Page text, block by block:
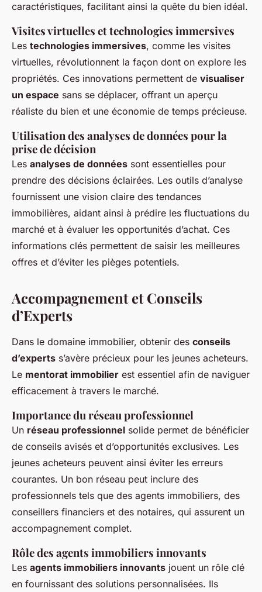
caractéristiques, facilitant ainsi la quête du bien idéal.
Visites virtuelles et technologies immersives
Les technologies immersives, comme les visites
virtuelles, révolutionnent la façon dont on explore les
propriétés. Ces innovations permettent de visualiser
un espace sans se déplacer, offrant un aperçu
réaliste du bien et une économie de temps précieuse.
Utilisation des analyses de données pour la
prise de décision
Les analyses de données sont essentielles pour
prendre des décisions éclairées. Les outils d’analyse
fournissent une vision claire des tendances
immobilières, aidant ainsi à prédire les fluctuations du
marché et à évaluer les opportunités d’achat. Ces
informations clés permettent de saisir les meilleures
offres et d’éviter les pièges potentiels.
Accompagnement et Conseils
d’Experts
Dans le domaine immobilier, obtenir des conseils
d’experts s’avère précieux pour les jeunes acheteurs.
Le mentorat immobilier est essentiel afin de naviguer
efficacement à travers le marché.
Importance du réseau professionnel
Un réseau professionnel solide permet de bénéficier
de conseils avisés et d’opportunités exclusives. Les
jeunes acheteurs peuvent ainsi éviter les erreurs
courantes. Un bon réseau peut inclure des
professionnels tels que des agents immobiliers, des
conseillers financiers et des notaires, qui assurent un
accompagnement complet.
Rôle des agents immobiliers innovants
Les agents immobiliers innovants jouent un rôle clé
en fournissant des solutions personnalisées. Ils